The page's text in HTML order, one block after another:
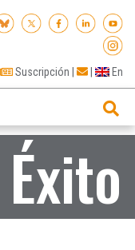
Suscripción | | En